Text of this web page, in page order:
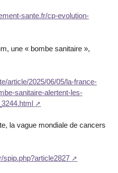
sante.fr/cp-evolution-
une « bombe sanitaire »,
article/2025/06/05/la-france-
sanitaire-alertent-les-
la vague mondiale de cancers
spip.php?article2827